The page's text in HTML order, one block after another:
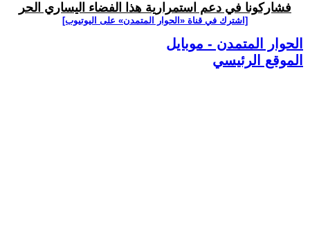
فشاركونا في دعم استمرارية هذا الفضاء اليساري الحر
[اشترك في قناة ‫«الحوار المتمدن» على اليوتيوب]
الحوار المتمدن - موبايل
الموقع الرئيسي